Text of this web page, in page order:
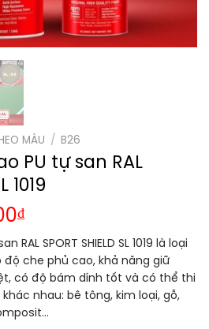
MÀU / B26
PU tự san RAL
1019
₫
RAL SPORT SHIELD SL 1019 là loại
độ che phủ cao, khả năng giữ
có độ bám dính tốt và có thể thi
nhau: bê tông, kim loại, gỗ,